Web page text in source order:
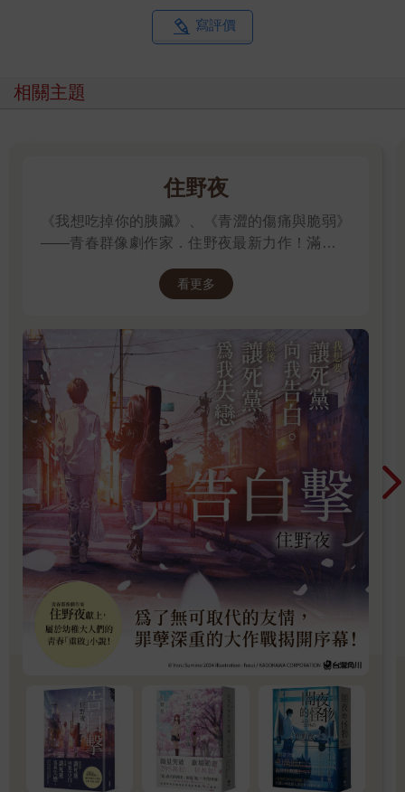
寫評價
相關主題
住野夜
《我想吃掉你的胰臟》、《青澀的傷痛與脆弱》
——青春群像劇作家．住野夜最新力作！滿是錯
「重啟」小說！我想要，讓死黨向我告白。然
看更多